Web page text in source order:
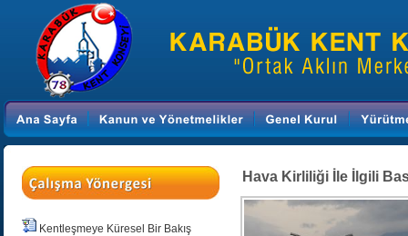
Kentleşmeye Küresel Bir Bakış
Hava Kirliliği İle İlgili